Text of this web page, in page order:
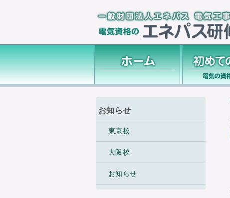
お知らせ
東京校
大阪校
お知らせ